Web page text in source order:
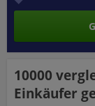
10000
Einkäufer